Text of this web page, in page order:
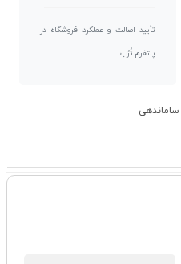
تأیید اصالت و عملکرد فروشگاه در
پلتفرم تُرُب.